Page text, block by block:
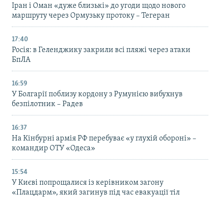
Іран і Оман «дуже близькі» до угоди щодо нового
маршруту через Ормузьку протоку – Тегеран
17:40
Росія: в Геленджику закрили всі пляжі через атаки
БпЛА
16:59
У Болгарії поблизу кордону з Румунією вибухнув
безпілотник – Радев
16:37
На Кінбурні армія РФ перебуває «у глухій обороні» –
командир ОТУ «Одеса»
15:54
У Києві попрощалися із керівником загону
«Плацдарм», який загинув під час евакуації тіл